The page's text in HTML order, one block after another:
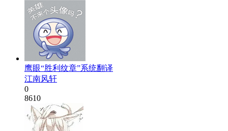
鹰眼“胜利纹章”系统翻译
江南风轩
0
8610